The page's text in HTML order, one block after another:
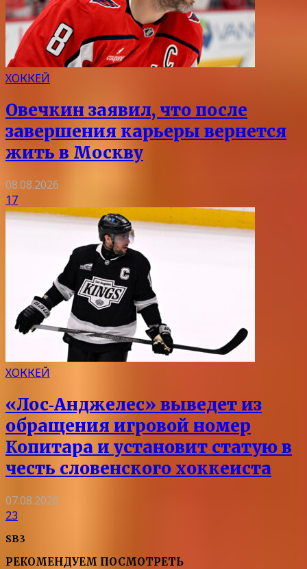
ХОККЕЙ
Овечкин заявил, что после
завершения карьеры вернется
жить в Москву
08.08.2026
17
ХОККЕЙ
«Лос‑Анджелес» выведет из
обращения игровой номер
Копитара и установит статую в
честь словенского хоккеиста
07.08.2026
23
SB3
РЕКОМЕНДУЕМ ПОСМОТРЕТЬ